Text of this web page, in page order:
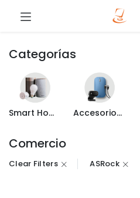
Categorías
Smart Home Accesorios de Computo
Comercio
Clear Filters ASRock